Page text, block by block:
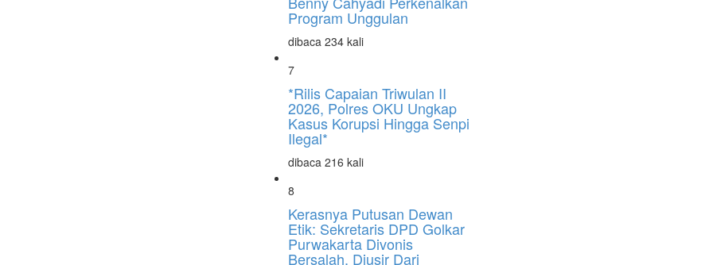
Program Unggulan
dibaca 234 kali
7
*Rilis Capaian Triwulan II
2026, Polres OKU Ungkap
Kasus Korupsi Hingga Senpi
Ilegal*
dibaca 216 kali
8
Kerasnya Putusan Dewan
Etik: Sekretaris DPD Golkar
Purwakarta Divonis
Bersalah, Diusir Dari